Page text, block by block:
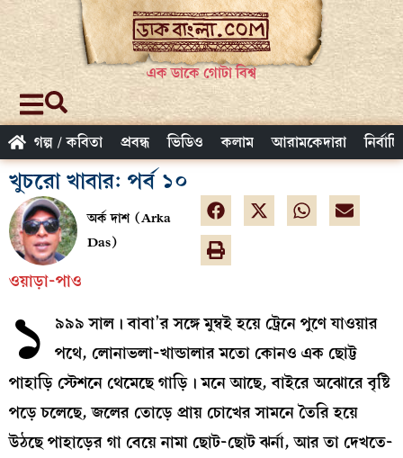
এক ডাকে গোটা বিশ্ব
গল্প / কবিতা প্রবন্ধ ভিডিও কলাম আরামকেদারা
খুচরো খাবার: পর্ব ১০
অর্ক দাশ (Arka
Das)
ওয়াড়া-পাও
১ ৯৯৯ সাল। বাবা’র সঙ্গে মুম্বই হয়ে ট্রেনে পুণে যাওয়ার
পথে, লোনাভলা-খান্ডালার মতো কোনও এক ছোট্ট
পাহাড়ি স্টেশনে থেমেছে গাড়ি। মনে আছে, বাইরে অঝোরে বৃষ্টি
পড়ে চলেছে, জলের তোড়ে প্রায় চোখের সামনে তৈরি হয়ে
উঠছে পাহাড়ের গা বেয়ে নামা ছোট-ছোট ঝর্না, আর তা দেখতে-